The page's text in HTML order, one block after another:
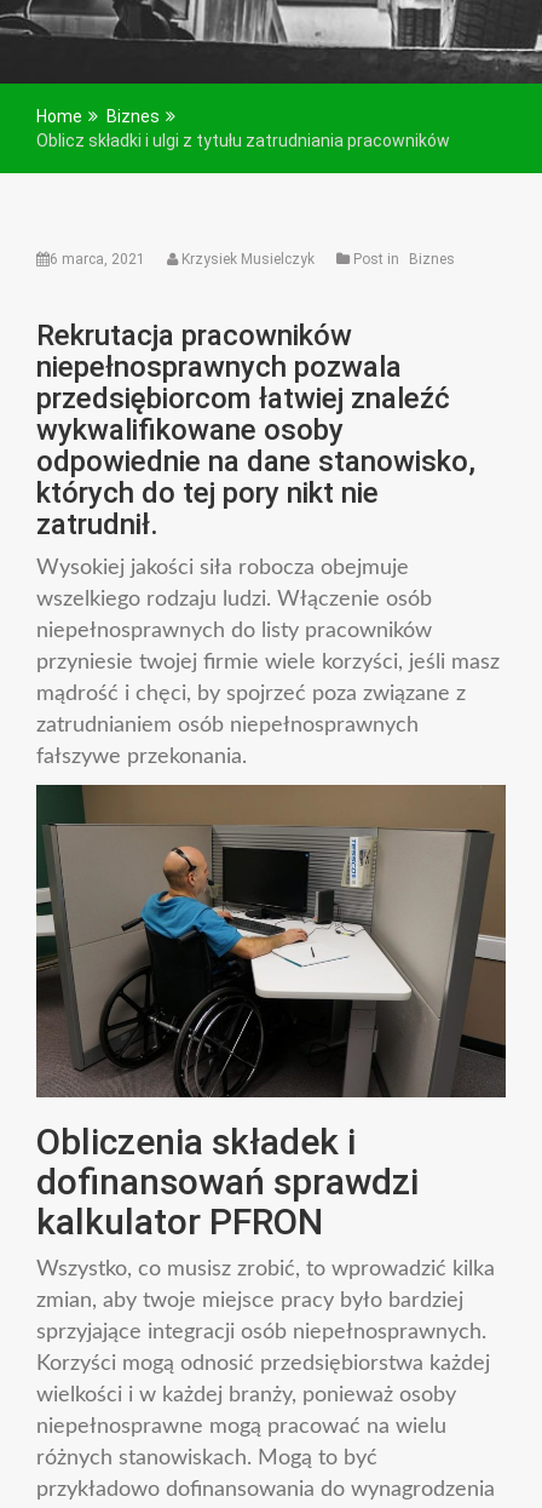
Home
Biznes
Oblicz składki i ulgi z tytułu zatrudniania pracowników
6 marca, 2021 Krzysiek Musielczyk Post in Biznes
Rekrutacja pracowników
niepełnosprawnych pozwala
przedsiębiorcom łatwiej znaleźć
wykwalifikowane osoby
odpowiednie na dane stanowisko,
których do tej pory nikt nie
zatrudnił.
Wysokiej jakości siła robocza obejmuje
wszelkiego rodzaju ludzi. Włączenie osób
niepełnosprawnych do listy pracowników
przyniesie twojej firmie wiele korzyści, jeśli masz
mądrość i chęci, by spojrzeć poza związane z
zatrudnianiem osób niepełnosprawnych
fałszywe przekonania.
Obliczenia składek i
dofinansowań sprawdzi
kalkulator PFRON
Wszystko, co musisz zrobić, to wprowadzić kilka
zmian, aby twoje miejsce pracy było bardziej
sprzyjające integracji osób niepełnosprawnych.
Korzyści mogą odnosić przedsiębiorstwa każdej
wielkości i w każdej branży, ponieważ osoby
niepełnosprawne mogą pracować na wielu
różnych stanowiskach. Mogą to być
przykładowo dofinansowania do wynagrodzenia